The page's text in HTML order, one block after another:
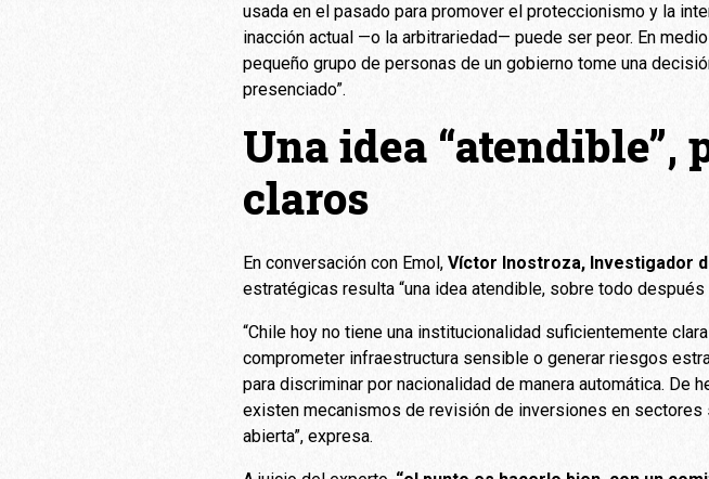
usada en el pasado para promover el proteccionismo y la
inacción actual —o la arbitrariedad— puede ser peor. En
pequeño grupo de personas de un gobierno tome una
presenciado”.
Una idea “atendible”,
claros
En conversación con Emol, Víctor Inostroza, Investigador
estratégicas resulta “una idea atendible, sobre todo
“Chile hoy no tiene una institucionalidad suficientemente
comprometer infraestructura sensible o generar riesgos
para discriminar por nacionalidad de manera automática. De
existen mecanismos de revisión de inversiones en
abierta”, expresa.